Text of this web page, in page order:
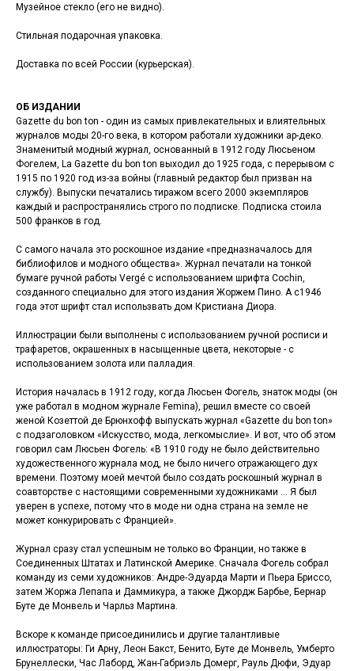
Музейное стекло (его не видно).
Стильная подарочная упаковка.
Доставка по всей России (курьерская).
ОБ ИЗДАНИИ
Gazette du bon ton - один из самых привлекательных и влиятельных
журналов моды 20-го века, в котором работали художники ар-деко.
Знаменитый модный журнал, основанный в 1912 году Люсьеном
Фогелем, La Gazette du bon ton выходил до 1925 года, с перерывом с
1915 по 1920 год из-за войны (главный редактор был призван на
службу). Выпуски печатались тиражом всего 2000 экземпляров
каждый и распространялись строго по подписке. Подписка стоила
500 франков в год.
С самого начала это роскошное издание «предназначалось для
библиофилов и модного общества». Журнал печатали на тонкой
бумаге ручной работы Vergé с использованием шрифта Cochin,
созданного специально для этого издания Жоржем Пино. А с1946
года этот шрифт стал использвать дом Кристиана Диора.
Иллюстрации были выполнены с использованием ручной росписи и
трафаретов, окрашенных в насыщенные цвета, некоторые - с
использованием золота или палладия.
История началась в 1912 году, когда Люсьен Фогель, знаток моды (он
уже работал в модном журнале Femina), решил вместе со своей
женой Козеттой де Брюнхофф выпускать журнал «Gazette du bon ton»
с подзаголовком «Искусство, мода, легкомыслие». И вот, что об этом
говорил сам Люсьен Фогель: «В 1910 году не было действительно
художественного журнала мод, не было ничего отражающего дух
времени. Поэтому моей мечтой было создать роскошный журнал в
соавторстве с настоящими современными художниками ... Я был
уверен в успехе, потому что в моде ни одна страна на земле не
может конкурировать с Францией».
Журнал сразу стал успешным не только во Франции, но также в
Соединенных Штатах и Латинской Америке. Сначала Фогель собрал
команду из семи художников: Андре-Эдуарда Марти и Пьера Бриссо,
затем Жоржа Лепапа и Даммикура, а также Джордж Барбье, Бернар
Буте де Монвель и Чарльз Мартина.
Вскоре к команде присоединились и другие талантливые
иллюстраторы: Ги Арну, Леон Бакст, Бенито, Буте де Монвель, Умберто
Брунеллески, Час Лаборд, Жан-Габриэль Домерг, Рауль Дюфи, Эдуар